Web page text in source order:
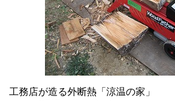
工務店が造る外断熱 「涼温の家」